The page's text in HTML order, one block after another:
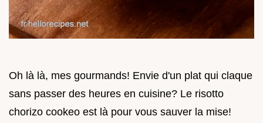
Oh là là, mes gourmands! Envie d'un plat qui claque
sans passer des heures en cuisine? Le risotto
chorizo cookeo est là pour vous sauver la mise!